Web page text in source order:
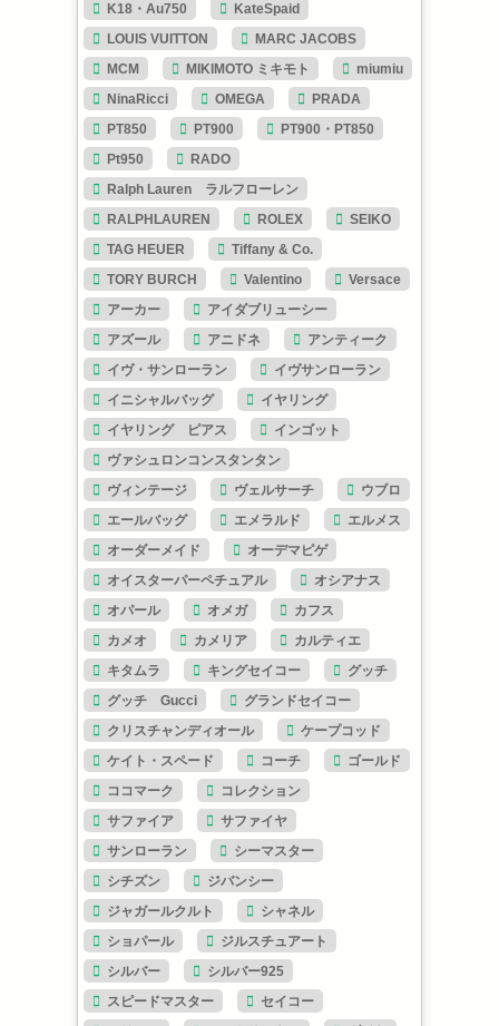
K18・Au750
KateSpaid
LOUIS VUITTON
MARC JACOBS
MCM
MIKIMOTO ミキモト
miumiu
NinaRicci
OMEGA
PRADA
PT850
PT900
PT900・PT850
Pt950
RADO
Ralph Lauren ラルフローレン
RALPHLAUREN
ROLEX
SEIKO
TAG HEUER
Tiffany & Co.
TORY BURCH
Valentino
Versace
アーカー
アイダブリューシー
アズール
アニドネ
アンティーク
イヴ・サンローラン
イヴサンローラン
イニシャルバッグ
イヤリング
イヤリング ピアス
インゴット
ヴァシュロンコンスタンタン
ヴィンテージ
ヴェルサーチ
ウブロ
エールバッグ
エメラルド
エルメス
オーダーメイド
オーデマピゲ
オイスターパーペチュアル
オシアナス
オパール
オメガ
カフス
カメオ
カメリア
カルティエ
キタムラ
キングセイコー
グッチ
グッチ Gucci
グランドセイコー
クリスチャンディオール
ケープコッド
ケイト・スペード
コーチ
ゴールド
ココマーク
コレクション
サファイア
サファイヤ
サンローラン
シーマスター
シチズン
ジバンシー
ジャガールクルト
シャネル
ショパール
ジルスチュアート
シルバー
シルバー925
スピードマスター
セイコー